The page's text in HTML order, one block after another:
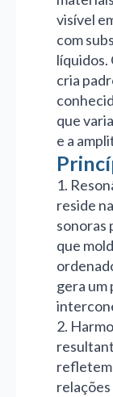
visível
com
líquidos.
cria
que
e a
1.
reside
sonoras
que
gera um
2.
refletem